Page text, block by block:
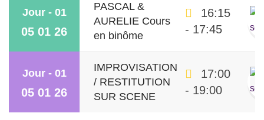
Jour - 01
05 01 26
PASCAL &
AURELIE Cours
en binôme
16:15
- 17:45
Jour - 01
05 01 26
IMPROVISATION
/ RESTITUTION
SUR SCENE
17:00
- 19:00